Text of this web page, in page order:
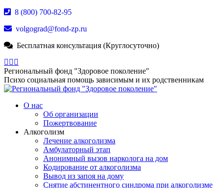
Перейти
содержанию
8 (800) 700-82-95
volgograd@fond-zp.ru
Бесплатная консультация (Круглосуточно)
Страница
Whatsapp
открывается
в
окне
Страница
Телеграм
открывается
в
окне
YouTube
открывается
в
окне
Региональный фонд "Здоровое поколение"
Психо социальная помощь зависимым и их родственникам
О нас
Об организации
Пожертвование
Алкоголизм
Лечение алкоголизма
Амбулаторный этап
Анонимный вызов нарколога на дом
Кодирование от алкоголизма
Вывод из запоя на дому
Снятие абстинентного синдрома при алкоголизме